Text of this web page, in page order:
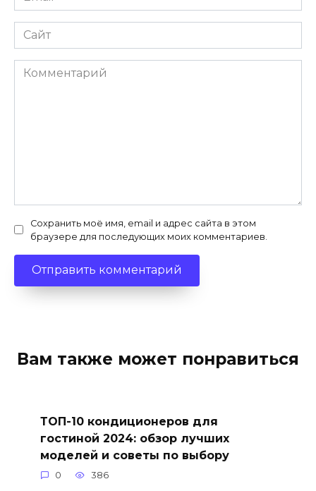
*
Сайт
Комментарий
Сохранить моё имя, email и адрес сайта в этом
браузере для последующих моих комментариев.
Вам также может понравиться
ТОП-10 кондиционеров для
гостиной 2024: обзор лучших
моделей и советы по выбору
0 386